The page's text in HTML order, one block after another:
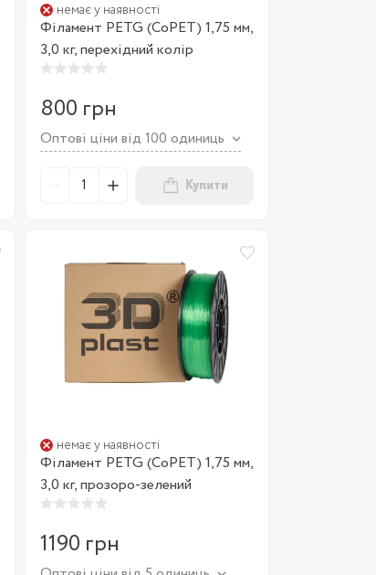
немає у наявності
Філамент PETG (CoPET) 1,75 мм,
3,0 кг, перехідний колір
800 грн
Оптові ціни від 100 одиниць
Купити
немає у наявності
Філамент PETG (CoPET) 1,75 мм,
3,0 кг, прозоро-зелений
1190 грн